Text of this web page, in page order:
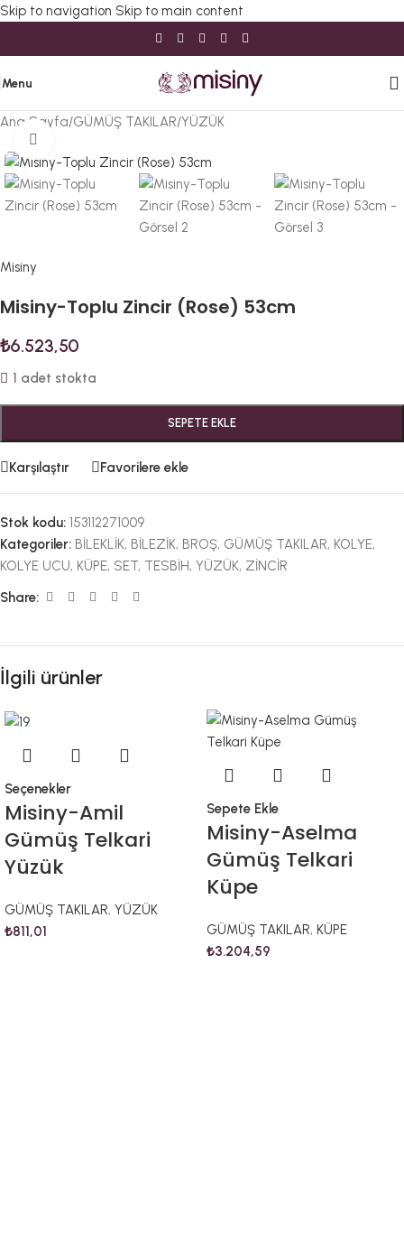
Skip to navigation Skip to main content
Menu
Ana Sayfa/GÜMÜŞ TAKILAR/YÜZÜK
Misiny
Misiny-Toplu Zincir (Rose) 53cm
₺6.523,50
1 adet stokta
SEPETE EKLE
Karşılaştır Favorilere ekle
Stok kodu: 153112271009
Kategoriler: BİLEKLİK, BİLEZİK, BROŞ, GÜMÜŞ TAKILAR, KOLYE,
KOLYE UCU, KÜPE, SET, TESBİH, YÜZÜK, ZİNCİR
Share:
İlgili ürünler
Seçenekler
Misiny-Amil
Gümüş Telkari
Yüzük
GÜMÜŞ TAKILAR, YÜZÜK
₺811,01
Sepete Ekle
Misiny-Aselma
Gümüş Telkari
Küpe
GÜMÜŞ TAKILAR, KÜPE
₺3.204,59